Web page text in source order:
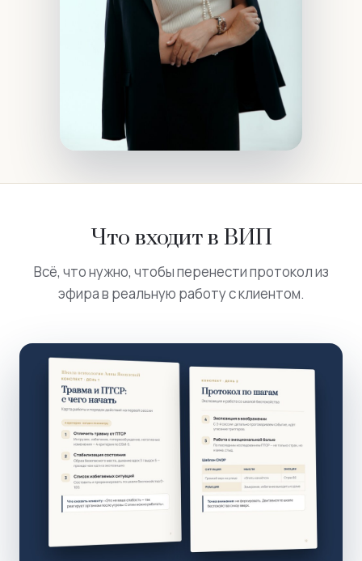
Что входит в ВИП
Всё, что нужно, чтобы перенести протокол из
эфира в реальную работу с клиентом.